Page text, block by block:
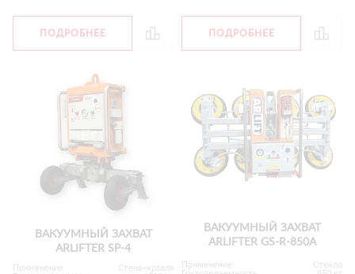
ПОДРОБНЕЕ ПОДРОБНЕЕ
ВАКУУМНЫЙ ЗАХВАТ
ARLIFTER SP-4
Применение
Стена+кровля
ВАКУУМНЫЙ ЗАХВАТ
ARLIFTER GS-R-850А
Применение
Стекло